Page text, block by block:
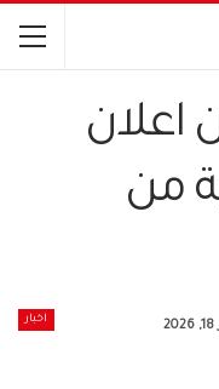
اعلان
من
اخبار